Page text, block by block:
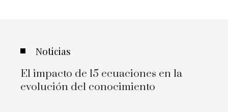
Noticias
El impacto de 15 ecuaciones en la
evolución del conocimiento